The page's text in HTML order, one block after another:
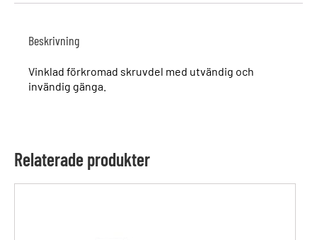
Beskrivning
Vinklad förkromad skruvdel med utvändig och
invändig gänga.
Relaterade produkter